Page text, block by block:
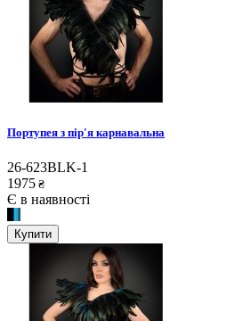
Портупея з пір'я карнавальна
26-623BLK-1
1975 ₴
Є в наявності
Купити